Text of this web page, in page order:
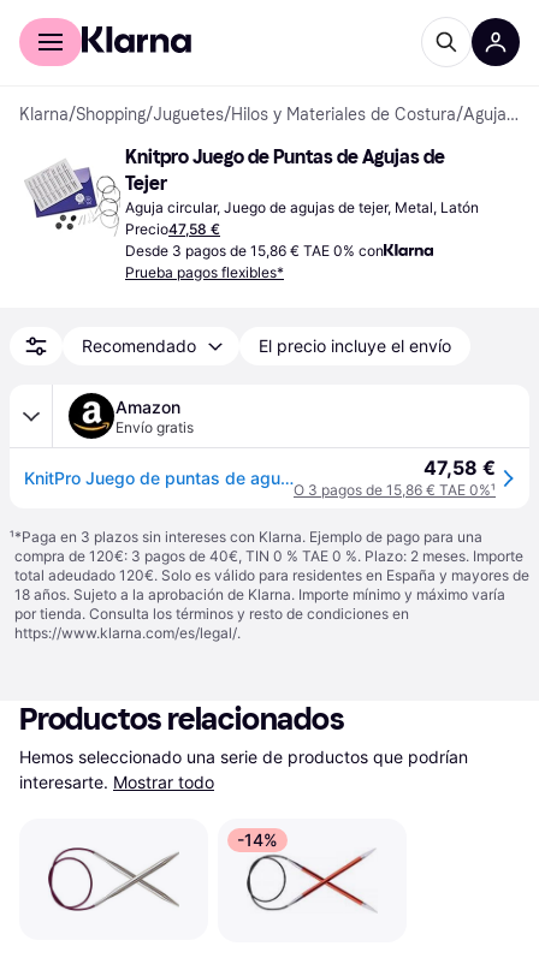
Comprar con Klarna
Klarna/Shopping/Juguetes/Hilos y Materiales de Costura/ Agujas de Tejer
Knitpro Juego de Puntas de Agujas de
Tejer
Aguja circular, Juego de agujas de tejer, Metal, Latón
Precio47,58 €
Desde 3 pagos de 15,86 € TAE 0% con
Prueba pagos flexibles*
Recomendado El precio incluye el envío
Amazon
Envío gratis
KnitPro Juego de puntas de agujas de tejer, Nova Metal, juego de lujo de 3,50, 4,00, 4,50, 5,00, 5,50, 6,00, 7,00 y 8,00 mm 47,58 €
O 3 pagos de 15,86 € TAE 0%¹
¹*Paga en 3 plazos sin intereses con Klarna. Ejemplo de pago para una
compra de 120€: 3 pagos de 40€, TIN 0 % TAE 0 %. Plazo: 2 meses. Importe
total adeudado 120€. Solo es válido para residentes en España y mayores de
18 años. Sujeto a la aprobación de Klarna. Importe mínimo y máximo varía
por tienda. Consulta los términos y resto de condiciones en
https://www.klarna.com/es/legal/.
Productos relacionados
Hemos seleccionado una serie de productos que podrían
interesarte. Mostrar todo
-14%